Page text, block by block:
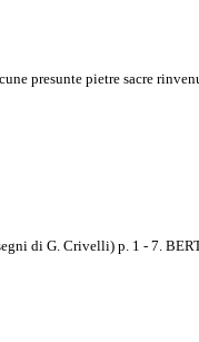
o
presunte pietre sacre
di G. Crivelli) p. 1 - 7.